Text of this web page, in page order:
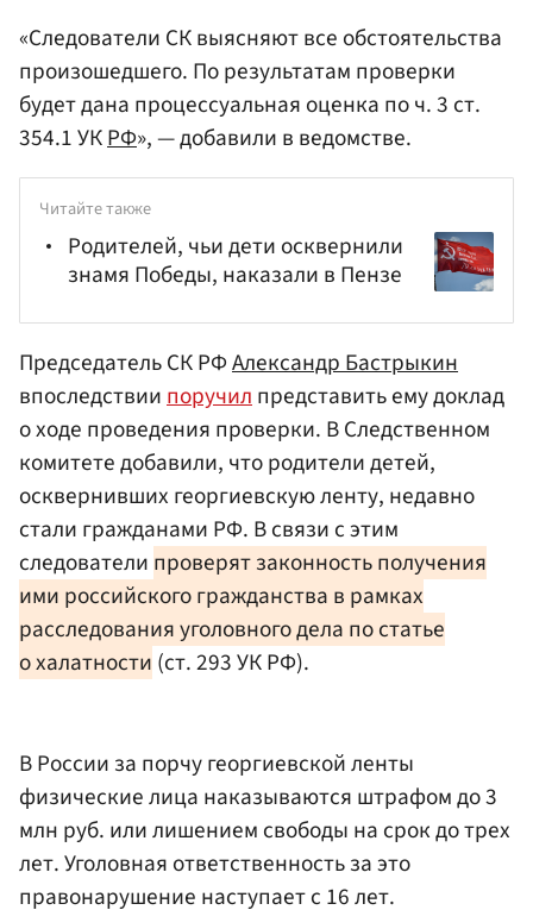
«Следователи СК выясняют все обстоятельства
произошедшего. По результатам проверки
будет дана процессуальная оценка по ч. 3 ст.
354.1 УКРФ», — добавили в ведомстве.
Читайте также
Родителей, чьи дети осквернили
знамя Победы, наказали в Пензе
Председатель СК РФАлександр Бастрыкин
впоследствиипоручилпредставить ему доклад
о ходе проведения проверки. В Следственном
комитете добавили, что родители детей,
осквернивших георгиевскую ленту, недавно
стали гражданами РФ. В связи с этим
следователи проверят законность получения
ими российского гражданства в рамках
расследования уголовного дела по статье
о халатности (ст. 293 УК РФ).
В России за порчу георгиевской ленты
физические лица наказываются штрафом до 3
млн руб. или лишением свободы на срок до трех
лет. Уголовная ответственность за это
правонарушение наступает с 16 лет.